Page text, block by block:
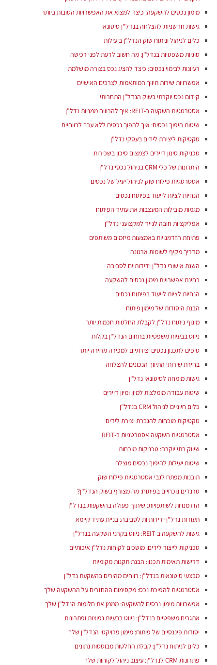
מימון נכסים להשקעה: כיצד למצוא את האפשרויות הטובות ביותר
גישות חדשניות להצלחה בנדל"ן סיטונאי
כלים לניהול וניתוח שוק הנדל"ן ביעילות
סוגיות משפטיות בנדל"ן: מה חשוב לדעת לפני רכישה
רעיונות לבימוי נכסים: כיצד להציג נכס בצורה מושלמת
אפשרויות שירות תיווך המותאמות לצרכים האישיים
קידום נכס יוקרתי בשוק הנדל"ן התחרותי
אסטרטגיות השקעה ב-REIT: איך להרוויח ממניות נדל"ן
שיטות היפוך נכסים: איך להפוך נכסים ללא ערך לרווחיים
טקטיקות ליצירת לידים בעסקי נדל"ן
טכניקות סינון דיירים לצמצום סיכון בשכירות
היתרונות של כלי CRM בניהול נכסי נדל"ן
אסטרטגיות פילוח שוק לניהול יעיל של נכסים
הנחיות לציות לייעוד בפיתוח נכסים
מגמות מובילות המעצבות את עתיד הפיתוח
אפליקציות חובה לנייד למקצועני נדל"ן
פתיחת הזדמנויות באמצעות מיזמים משותפים
מדריך מקיף לשומות ארנונה
השגת אישורי נדל"ן ידידותיים לסביבה
בחינת אפשרויות מימון נכסים להשקעה
הנחיות לציות לייעוד בפיתוח נכסים
הבנת היסודות של מימון פיתוח
מינוף ניתוח נדל"ן לקבלת החלטות חכמות יותר
ניווט בבעיות משפטיות בתחום הנדל"ן בקלות
טיפים לתכנון נכסים יצירתיים למכירה מהירה יותר
בחירת שירותי התיווך הנכונים להצלחה
גישות מומחה לסיטונאי נדל"ן
שיטות עבודה מומלצות למיון ומיון דיירים
כלים חיוניים לניהול CRM בנדל"ן
טקטיקות מוכחות להגברת יצירת לידים
אסטרטגיות השקעה אסטרטגיות ב-REIT
שיווק בתי יוקרה: טכניקות מוכחות
שיטות יעילות להיפוך נכסים מוצלח
תובנות מפתח לגבי אסטרטגיות פילוח שוק
טרנדים נוכחיים בפיתוח: מה מצורף בשוק הנדל"ן?
הזדמנויות לשותפויות: שיתוף פעולה בהשקעות בנדל"ן
גישות להשקעה ב-REIT: ניווט בקרני השקעה בנדל"ן
טכניקות לייצור לידים: מושכים לקוחות נדל"ן איכותיים
דרישות תאימות תכנון: הבנת תקנות מקומיות
מבצעי סיטונאות בנדל"ן: רווחים מהירים בהשקעת נדל"ן
אסטרטגיות להפיכת נכס: מקסימום ההחזרים על ההשקעה שלך
אפשרויות מימון נכסים להשקעה: מממן את חלומות הנדל"ן שלך
אתגרים משפטיים בנדל"ן: ניווט בבעיות נפוצות ופתרונות
יסודות פיננסיים של פיתוח: מימון פרויקטי הנדל"ן שלך
כלים לניתוח נדל"ן: קבלת החלטות מבוססות נתונים
פתרונות CRM לנדל"ן: עיצוב ניהול לקוחות שלך